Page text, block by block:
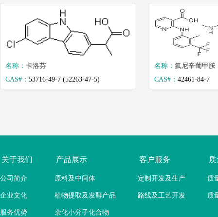
名称： 卡洛芬
CAS#： 53716-49-7 (52263-47-5)
名称： 氟尼辛葡甲胺
CAS#： 42461-84-7
关于我们
公司简介
企业文化
服务优势
产品展示
原料及中间体
植物提取及发酵产品
杂化小分子化合物
客户服务
定制开发及生产
路线及工艺开发
质
质